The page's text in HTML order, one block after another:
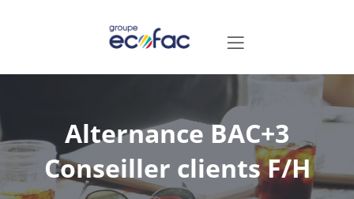
Alternance BAC+3
Conseiller clients F/H